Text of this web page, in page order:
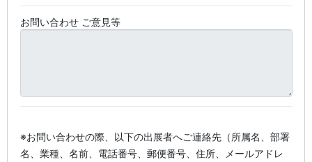
お問い合わせ ご意見等
※お問い合わせの際、以下の出展者へご連絡先（所属名、部署
名、業種、名前、電話番号、郵便番号、住所、メールアドレ